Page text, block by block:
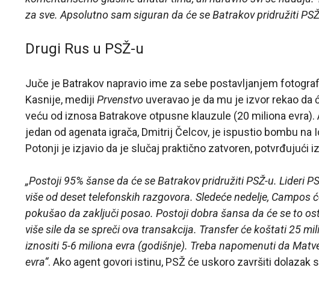
za sve. Apsolutno sam siguran da će se Batrakov pridružiti
Drugi Rus u PSŽ-u
Juče je Batrakov napravio ime za sebe postavljanjem
Kasnije, mediji Prvenstvo uveravao je da mu je izvor rekao da
veću od iznosa Batrakove otpusne klauzule (20 miliona
jedan od agenata igrača, Dmitrij Čelcov, je ispustio bombu na
Potonji je izjavio da je slučaj praktično zatvoren, potvrđujući
„Postoji 95% šanse da će se Batrakov pridružiti PSŽ-u. Lideri
više od deset telefonskih razgovora. Sledeće nedelje, Campos
pokušao da zaključi posao. Postoji dobra šansa da će se to
više sile da se spreči ova transakcija. Transfer će koštati 25
iznositi 5-6 miliona evra (godišnje). Treba napomenuti da
evra“. Ako agent govori istinu, PSŽ će uskoro završiti dolazak